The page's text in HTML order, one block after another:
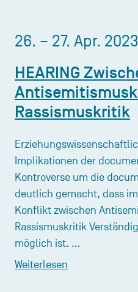
26. – 27. Apr. 2023
HEARING
Rassismuskritik
Implikationen der
Kontroverse um die
deutlich gemacht, dass
Konflikt zwischen
Rassismuskritik
möglich ist. …
Weiterlesen